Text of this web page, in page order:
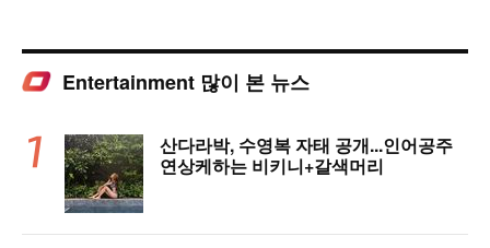
Entertainment 많이 본 뉴스
산다라박, 수영복 자태 공개...인어공주
연상케하는 비키니+갈색머리